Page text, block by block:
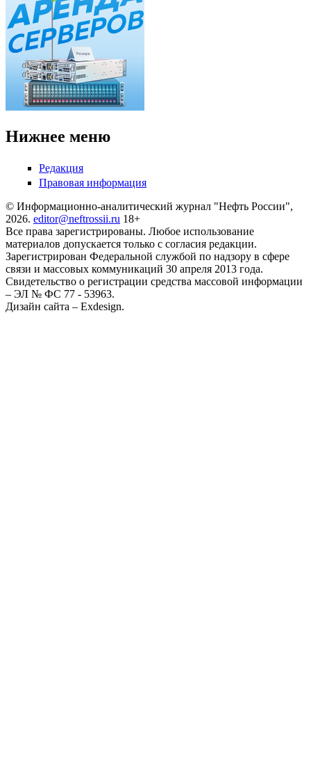
Нижнее меню
Редакция
Правовая информация
© Информационно-аналитический журнал "Нефть России",
2026. editor@neftrossii.ru 18+
Все права зарегистрированы. Любое использование
материалов допускается только с согласия редакции.
Зарегистрирован Федеральной службой по надзору в сфере
связи и массовых коммуникаций 30 апреля 2013 года.
Свидетельство о регистрации средства массовой информации
– ЭЛ № ФС 77 - 53963.
Дизайн сайта – Exdesign.